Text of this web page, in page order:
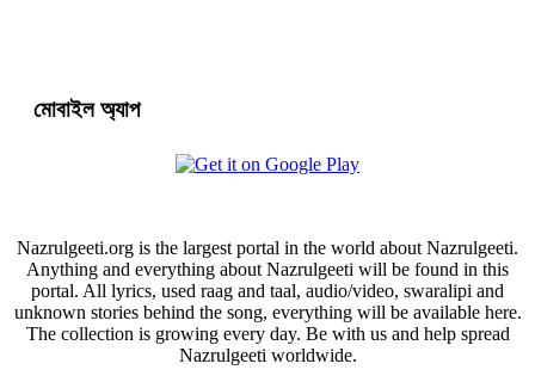
মোবাইল অ্যাপ
Nazrulgeeti.org is the largest portal in the world about Nazrulgeeti.
Anything and everything about Nazrulgeeti will be found in this
portal. All lyrics, used raag and taal, audio/video, swaralipi and
unknown stories behind the song, everything will be available here.
The collection is growing every day. Be with us and help spread
Nazrulgeeti worldwide.